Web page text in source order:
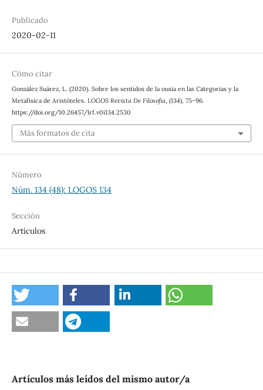
Publicado
2020-02-11
Cómo citar
González Suárez, L. (2020). Sobre los sentidos de la ousía en las Categorías y la
Metafísica de Aristóteles. LOGOS Revista De Filosofía, (134), 75–96.
https://doi.org/10.26457/lrf.v0i134.2530
Más formatos de cita
Número
Núm. 134 (48): LOGOS 134
Sección
Artículos
Artículos más leídos del mismo autor/a